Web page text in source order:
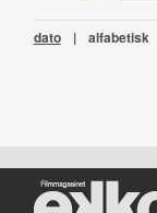
dato | alfabetisk